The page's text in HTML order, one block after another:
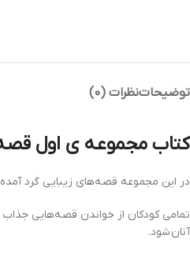
توضیحاتنظرات (0)
کتاب مجموعه ی اول قصه
در این مجموعه‌ قصه‌هاي زيبايي گرد
تمامی کودکان از خواندن قصه‌هایی جذاب
آنان شود.